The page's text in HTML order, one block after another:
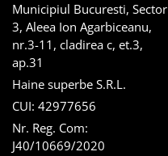
Municipiul Bucuresti, Sector
3, Aleea Ion Agarbiceanu,
nr.3-11, cladirea c, et.3,
ap.31
Haine superbe S.R.L.
CUI: 42977656
Nr. Reg. Com:
J40/10669/2020